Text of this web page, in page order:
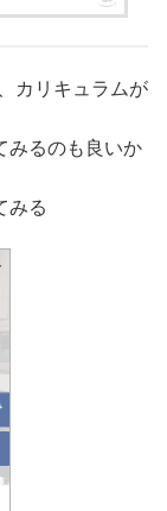
カリキュラムが
みるのも良いか
みる